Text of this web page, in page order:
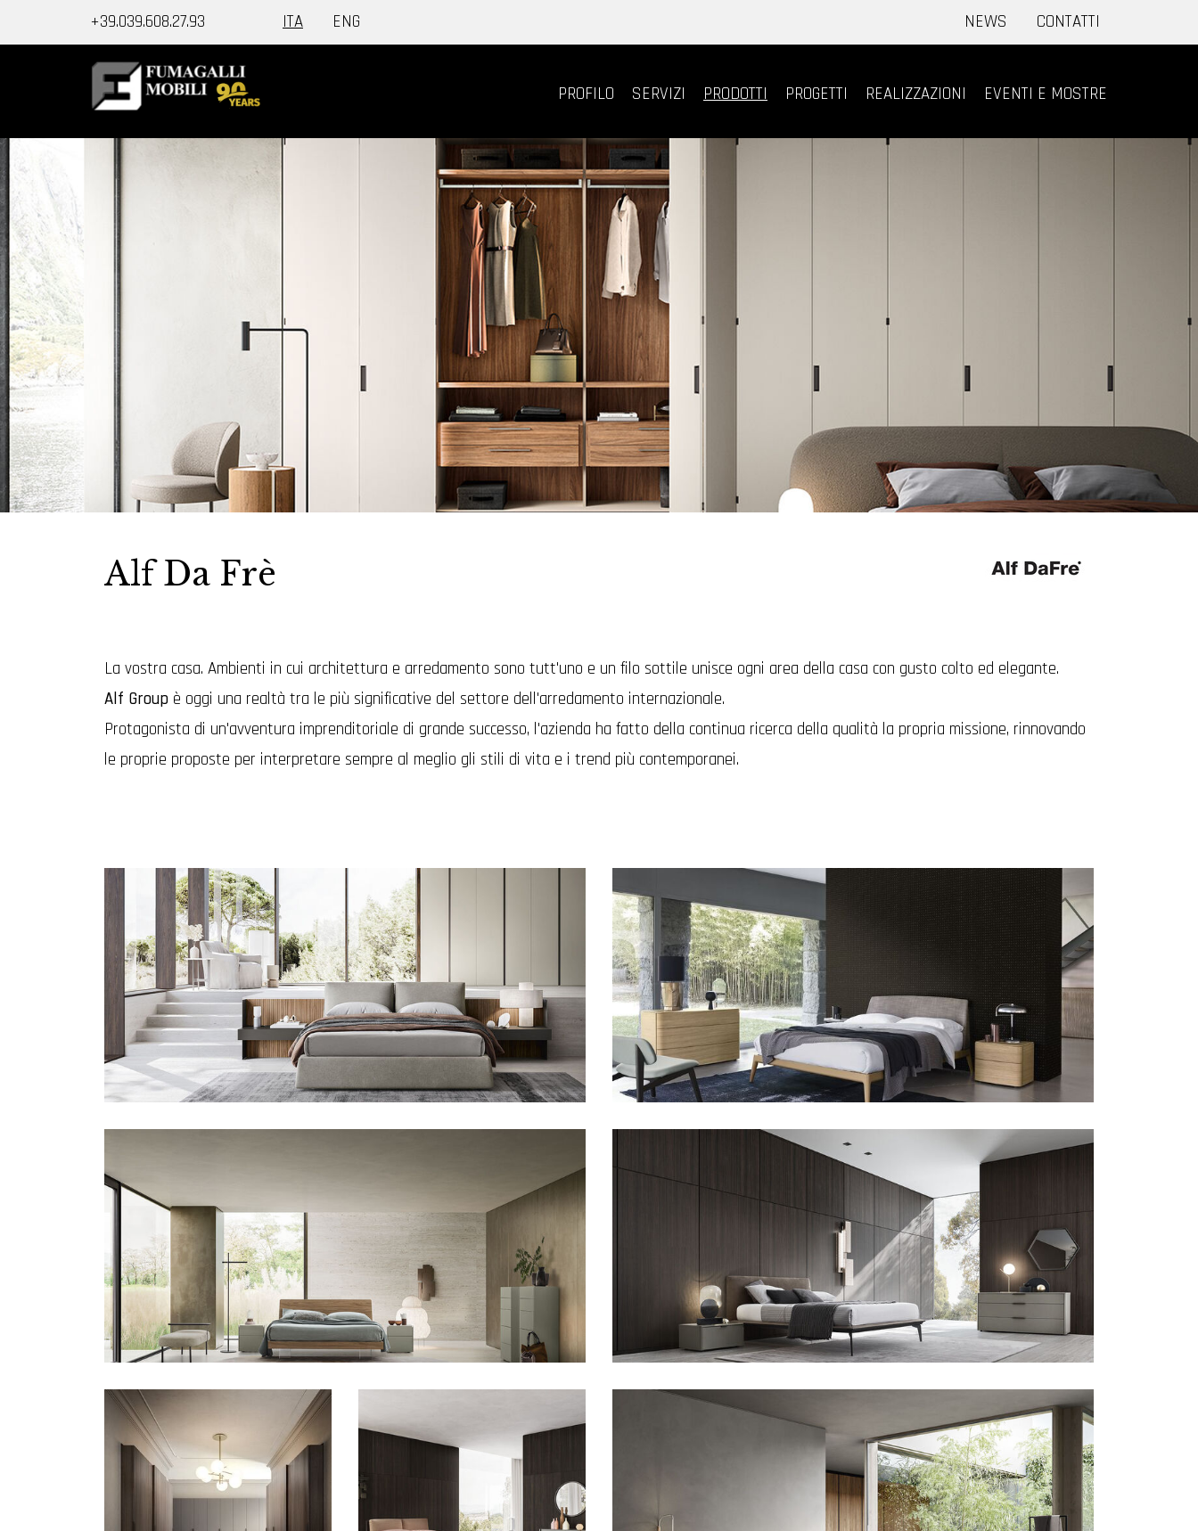
+39.039.608.27.93 ITA ENG NEWS CONTATTI
PROFILO SERVIZI PRODOTTI PROGETTI REALIZZAZIONI EVENTI E MOSTRE
Alf Da Frè
La vostra casa. Ambienti in cui architettura e arredamento sono tutt'uno e un filo sottile unisce ogni area della casa con gusto colto ed elegante.
Alf Group è oggi una realtà tra le più significative del settore dell'arredamento internazionale.
Protagonista di un'avventura imprenditoriale di grande successo, l'azienda ha fatto della continua ricerca della qualità la propria missione, rinnovando
le proprie proposte per interpretare sempre al meglio gli stili di vita e i trend più contemporanei.